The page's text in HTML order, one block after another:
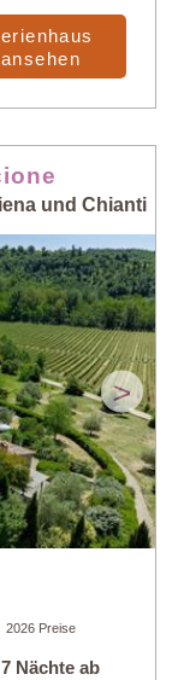
ansehen
und Chianti
>
2026 Preise
7 Nächte ab